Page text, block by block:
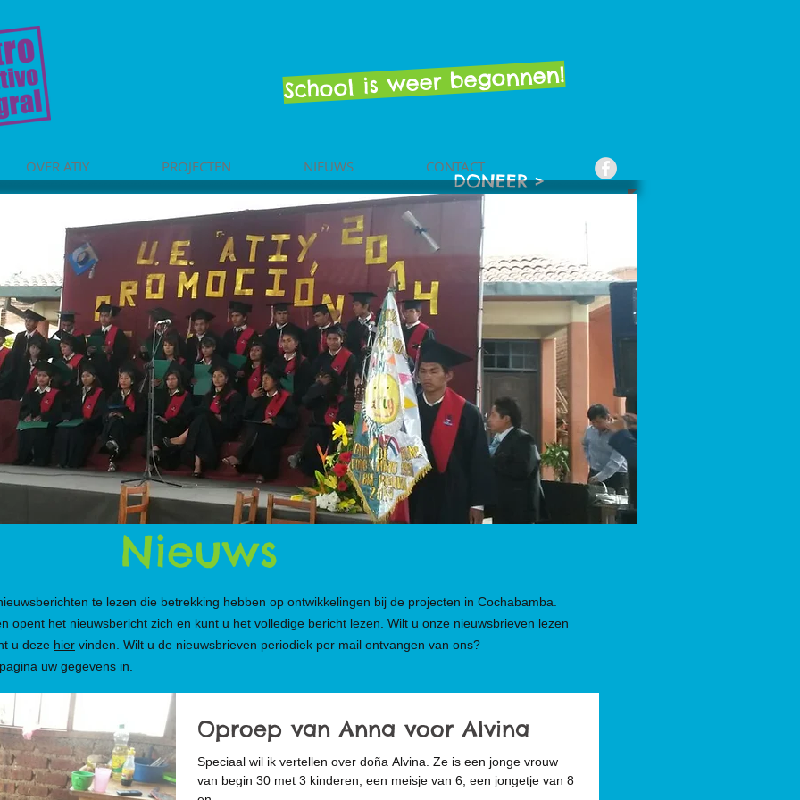
School is weer begonnen!
DONEER >
OVER ATIY PROJECTEN NIEUWS CONTACT
Nieuws
te lezen die betrekking hebben op ontwikkelingen bij de projecten in Cochabamba.
opent het nieuwsbericht zich en kunt u het volledige bericht lezen. Wilt u onze nieuwsbrieven lezen
u deze hier vinden. Wilt u de nieuwsbrieven periodiek per mail ontvangen van ons?
uw gegevens in.
Oproep van Anna voor Alvina
Speciaal wil ik vertellen over doña Alvina. Ze is een jonge vrouw
van begin 30 met 3 kinderen, een meisje van 6, een jongetje van 8